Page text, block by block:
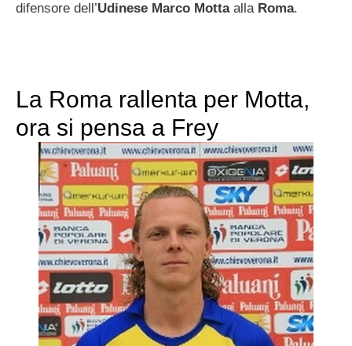
difensore dell’Udinese Marco Mottaalla Roma.
La Roma rallenta per Motta,
ora si pensa a Frey